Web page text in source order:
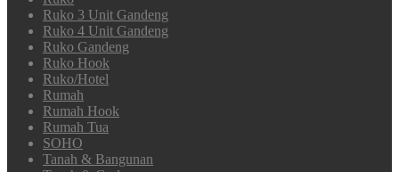
Ruko 3 Unit Gandeng
Ruko 4 Unit Gandeng
Ruko Gandeng
Ruko Hook
Ruko/Hotel
Rumah
Rumah Hook
Rumah Tua
SOHO
Tanah & Bangunan